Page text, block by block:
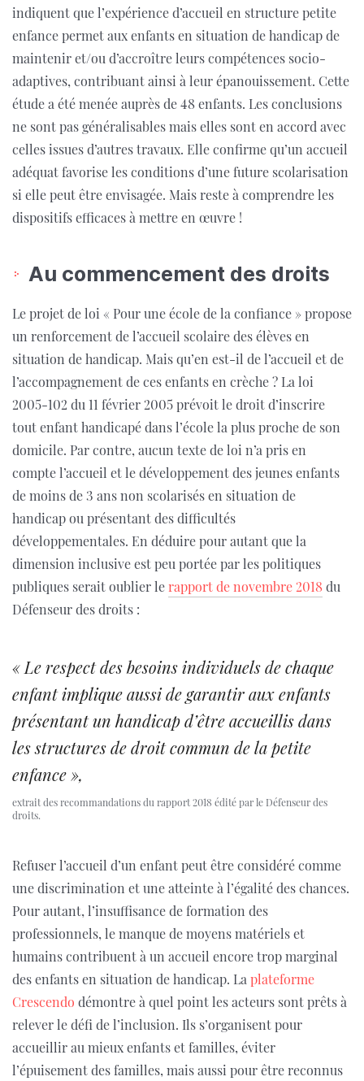
indiquent que l’expérience d’accueil en structure petite
enfance permet aux enfants en situation de handicap de
maintenir et/ou d’accroître leurs compétences socio-
adaptives, contribuant ainsi à leur épanouissement. Cette
étude a été menée auprès de 48 enfants. Les conclusions
ne sont pas généralisables mais elles sont en accord avec
celles issues d’autres travaux. Elle confirme qu’un accueil
adéquat favorise les conditions d’une future scolarisation
si elle peut être envisagée. Mais reste à comprendre les
dispositifs efficaces à mettre en œuvre !
Au commencement des droits
Le projet de loi « Pour une école de la confiance » propose
un renforcement de l’accueil scolaire des élèves en
situation de handicap. Mais qu’en est-il de l’accueil et de
l’accompagnement de ces enfants en crèche ? La loi
2005-102 du 11 février 2005 prévoit le droit d’inscrire
tout enfant handicapé dans l’école la plus proche de son
domicile. Par contre, aucun texte de loi n’a pris en
compte l’accueil et le développement des jeunes enfants
de moins de 3 ans non scolarisés en situation de
handicap ou présentant des difficultés
développementales. En déduire pour autant que la
dimension inclusive est peu portée par les politiques
publiques serait oublier lerapport de novembre 2018du
Défenseur des droits :
« Le respect des besoins individuels de chaque
enfant implique aussi de garantir aux enfants
présentant un handicap d’être accueillis dans
les structures de droit commun de la petite
enfance »,
extrait des recommandations du rapport 2018 édité par le Défenseur des
droits.
Refuser l’accueil d’un enfant peut être considéré comme
une discrimination et une atteinte à l’égalité des chances.
Pour autant,l’insuffisance de formation des
professionnels, le manque de moyens matériels et
humains contribuent à un accueil encore trop marginal
des enfants en situation de handicap. Laplateforme
Crescendo démontre à quel point les acteurs sont prêts à
relever le défi de l’inclusion. Ils s’organisent pour
accueillir au mieux enfants et familles, éviter
l’épuisement des familles, mais aussi pour être reconnus